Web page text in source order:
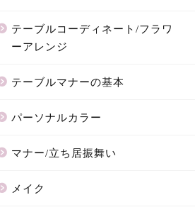
テーブルコーディネート/フラワ
ーアレンジ
テーブルマナーの基本
パーソナルカラー
マナー/立ち居振舞い
メイク